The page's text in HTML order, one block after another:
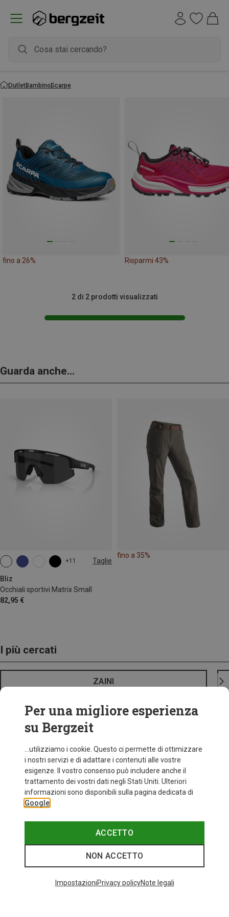
OutletBambinoScarpe
fino a 26% Risparmi 43%
2 di 2 prodotti visualizzati
Guarda anche...
+11 Taglie
Bliz
Occhiali sportivi Matrix Small
82,95 €
ONE SIZE
fino a 35%
I più cercati
ZAINI
Per una migliore esperienza
su Bergzeit
...utilizziamo i cookie. Questo ci permette di ottimizzare
i nostri servizi e di adattare i contenuti alle vostre
esigenze. Il vostro consenso può includere anche il
trattamento dei vostri dati negli Stati Uniti. Ulteriori
informazioni sono disponibili sulla pagina dedicata di
Google
ACCETTO
NON ACCETTO
ImpostazioniPrivacy policyNote legali